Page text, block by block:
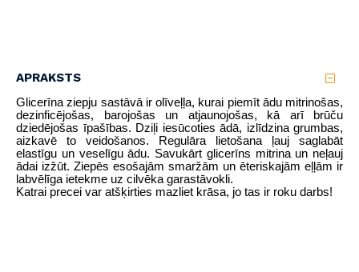
APRAKSTS
Glicerīna ziepju sastāvā ir olīveļļa, kurai piemīt ādu mitrinošas,
dezinficējošas, barojošas un atjaunojošas, kā arī brūču
dziedējošas īpašības. Dziļi iesūcoties ādā, izlīdzina grumbas,
aizkavē to veidošanos. Regulāra lietošana ļauj saglabāt
elastīgu un veselīgu ādu. Savukārt glicerīns mitrina un neļauj
ādai izžūt. Ziepēs esošajām smaržām un ēteriskajām eļļām ir
labvēlīga ietekme uz cilvēka garastāvokli.
Katrai precei var atšķirties mazliet krāsa, jo tas ir roku darbs!